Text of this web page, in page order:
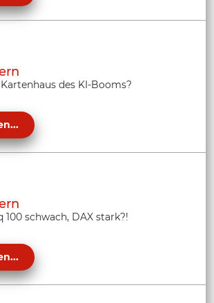
des KI-Booms?
100 schwach, DAX stark?!